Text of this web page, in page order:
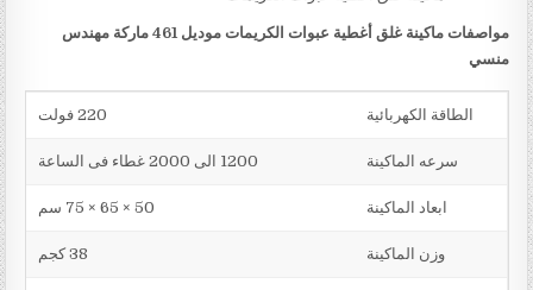
مواصفات ماكينة غلق أغطية عبوات الكريمات موديل 461 ماركة مهندس
منسي
الطاقة الكهربائية 220 فولت
سرعه الماكينة 1200 الى 2000 غطاء فى الساعة
ابعاد الماكينة 50 × 65 × 75 سم
وزن الماكينة 38 كجم